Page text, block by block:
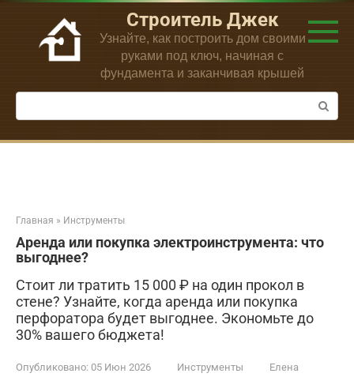
Перейти
контенту
Строитель Джек
Узнайте, как построить дом своими
руками под ключ, начиная с
фундамента и заканчивая крышей
Поиск:
Главная » Инструменты
Аренда или покупка электроинструмента: что
выгоднее?
Стоит ли тратить 15 000 ₽ на один прокол в
стене? Узнайте, когда аренда или покупка
перфоратора будет выгоднее. Экономьте до
30% вашего бюджета!
Опубликовано: 05 Июн 2026 Инструменты
Елена